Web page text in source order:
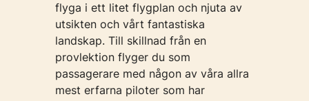
flyga i ett litet flygplan och njuta av
utsikten och vårt fantastiska
landskap. Till skillnad från en
provlektion flyger du som
passagerare med någon av våra allra
mest erfarna piloter som har